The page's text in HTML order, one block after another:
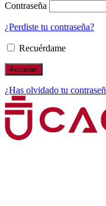
Contraseña
¿Perdiste tu contraseña?
Recuérdame
¿Has olvidado tu